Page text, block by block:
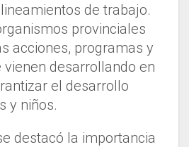
de trabajo.
provinciales
acciones, programas y
desarrollando en
el desarrollo
y niños.
destacó la importancia